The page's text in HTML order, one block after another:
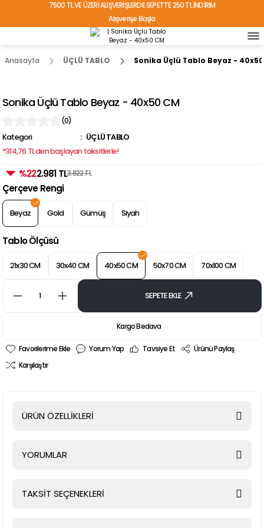
7500 TL VE ÜZERİ ALIŞVERİŞLERDE SEPETTE 250 TL İNDİRİM
Alışverişe Başla
TÜRKİYE'NİN HER YERİNE ÜCRETSİZ KARGO!
Anasayfa ÜÇLÜ TABLO Sonika Üçlü Tablo Beyaz - 40x50
Sonika Üçlü Tablo Beyaz - 40x50 CM
(0)
Kategori
ÜÇLÜ TABLO
*314,76 TL den başlayan taksitlerle!
%222.981 TL3.822 TL
Çerçeve Rengi
Beyaz Gold Gümüş Siyah
Tablo Ölçüsü
21x30 CM 30x40 CM 40x50 CM 50x70 CM 70x100 CM
SEPETE EKLE
Kargo Bedava
Yorum Yap Tavsiye Et
Ürünü Paylaş
Karşılaştır
ÜRÜN ÖZELLİKLERİ
YORUMLAR
TAKSİT SEÇENEKLERİ